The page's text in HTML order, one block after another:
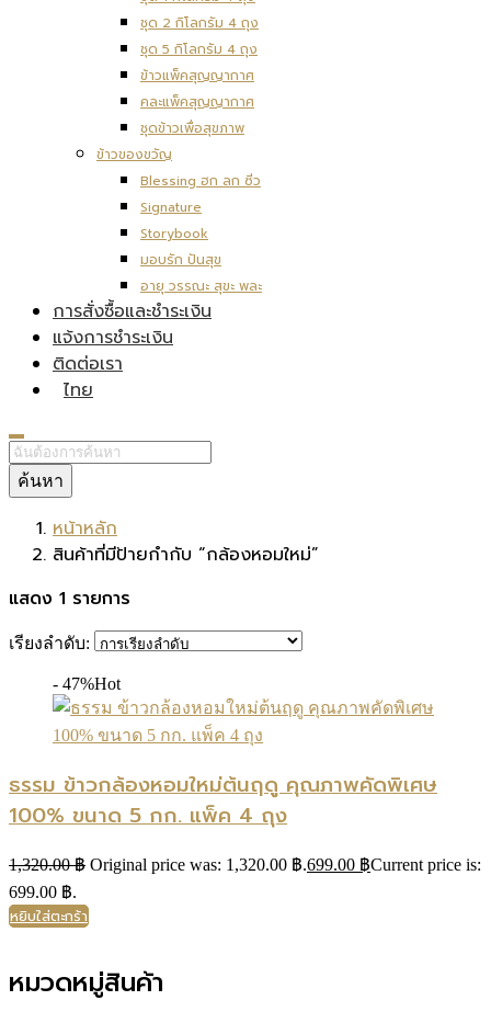
ชุด 2 กิโลกรัม 4 ถุง
ชุด 5 กิโลกรัม 4 ถุง
ข้าวแพ็คสุญญากาศ
คละแพ็คสุญญากาศ
ชุดข้าวเพื่อสุขภาพ
ข้าวของขวัญ
Blessing ฮก ลก ซิ่ว
Signature
Storybook
มอบรัก ปันสุข
อายุ วรรณะ สุขะ พละ
การสั่งซื้อและชำระเงิน
แจ้งการชำระเงิน
ติดต่อเรา
ไทย
ค้นหา
หน้าหลัก
สินค้าที่มีป้ายกำกับ “กล้องหอมใหม่”
แสดง 1 รายการ
เรียงลำดับ:
- 47%Hot
ธรรม ข้าวกล้องหอมใหม่ต้นฤดู คุณภาพคัดพิเศษ
100% ขนาด 5 กก. แพ็ค 4 ถุง
1,320.00฿ Original price was: 1,320.00 ฿.699.00 ฿Current price is:
699.00 ฿.
หยิบใส่ตะกร้า
หมวดหมู่สินค้า